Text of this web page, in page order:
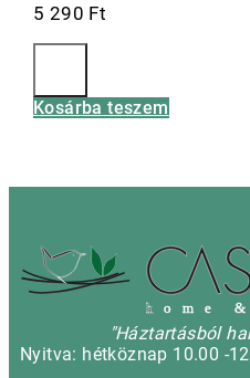
5 290 Ft
Kosárba teszem
h
"Háztartásból
Nyitva: hétköznap 10.00 -